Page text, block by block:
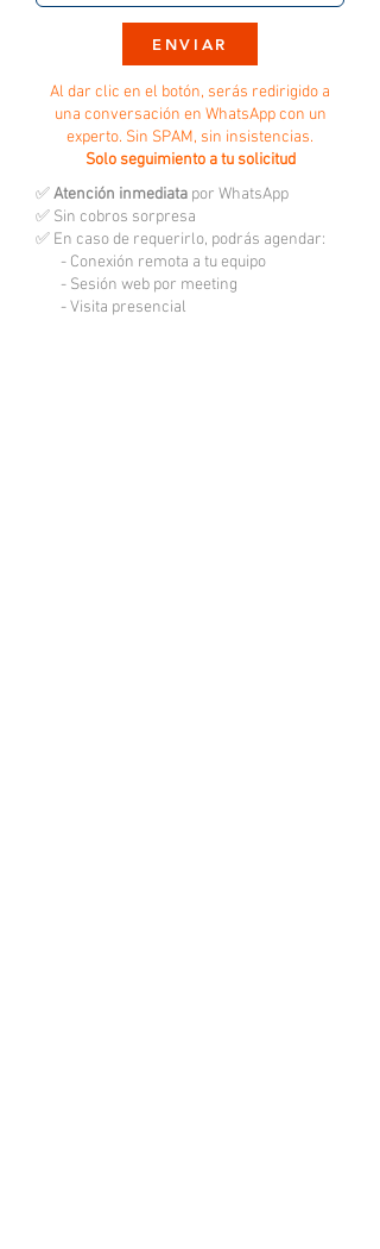
ENVIAR
Al dar clic en el botón, serás redirigido a
una conversación en WhatsApp con un
experto. Sin SPAM, sin insistencias.
Solo seguimiento a tu solicitud
✅Atención inmediata por WhatsApp
✅ Sin cobros sorpresa
✅ En caso de requerirlo, podrás agendar:
- Conexión remota a tu equipo
- Sesión web por meeting
- Visita presencial